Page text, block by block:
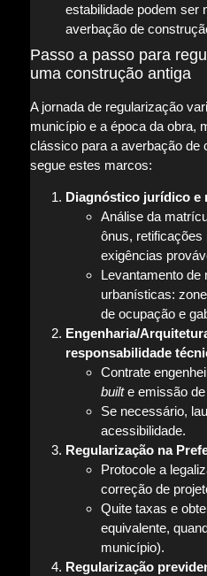
estabilidade podem ser
averbação de
Passo a passo para
uma construção antiga
A jornada de regularização
município e a época da obra,
clássico para a averbação de
segue estes marcos:
Diagnóstico jurídico e
Análise da
ônus, retificações
exigências
Levantamento de
urbanísticas:
de ocupação e
Engenharia/
responsabilidade
Contrate
builte emissão de
Se necessário,
acessibilidade.
Regularização na
Protocole a
correção de
Quite taxas e
equivalente,
município).
Regularização